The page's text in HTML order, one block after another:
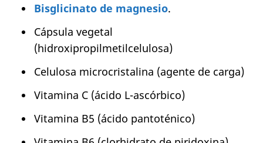
Bisglicinato de magnesio.
Cápsula vegetal
(hidroxipropilmetilcelulosa)
Celulosa microcristalina (agente de carga)
Vitamina C (ácido L-ascórbico)
Vitamina B5 (ácido pantoténico)